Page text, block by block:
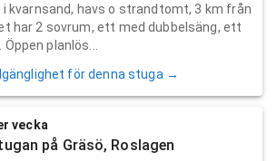
kvarnsand, havs o strandtomt, 3 km från
har 2 sovrum, ett med dubbelsäng, ett
planlös...
för denna stuga →
vecka
på Gräsö, Roslagen